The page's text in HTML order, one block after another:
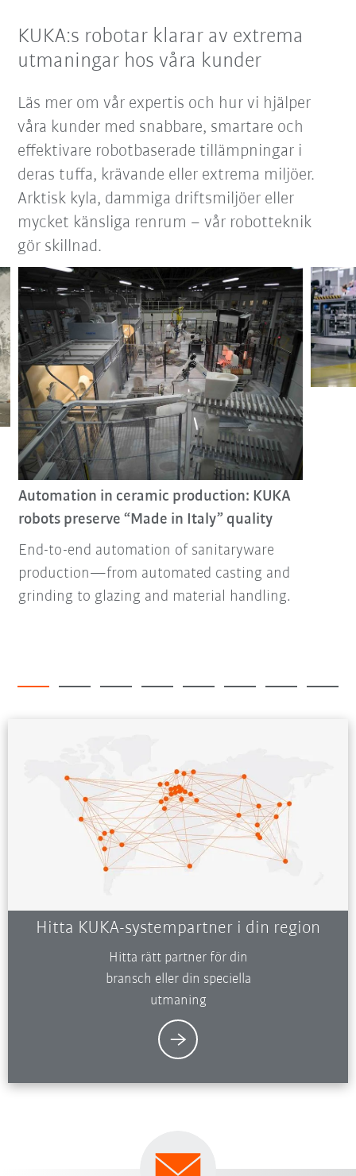
KUKA:s robotar klarar av extrema
utmaningar hos våra kunder
Läs mer om vår expertis och hur vi hjälper
våra kunder med snabbare, smartare och
effektivare robotbaserade tillämpningar i
deras tuffa, krävande eller extrema miljöer.
Arktisk kyla, dammiga driftsmiljöer eller
mycket känsliga renrum – vår robotteknik
gör skillnad.
Automation in ceramic production: KUKA
robots preserve “Made in Italy” quality
End-to-end automation of sanitaryware
production—from automated casting and
grinding to glazing and material handling.
Hitta KUKA-systempartner i din region
Hitta rätt partner för din
bransch eller din speciella
utmaning